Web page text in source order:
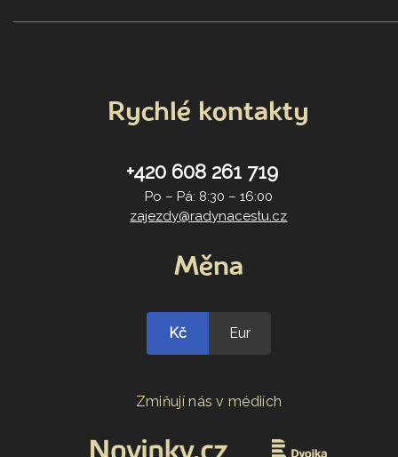
Rychlé kontakty
+420 608 261 719
Po – Pá: 8:30 – 16:00
zajezdy@radynacestu.cz
Měna
Kč Eur
Zmiňují nás v médiích